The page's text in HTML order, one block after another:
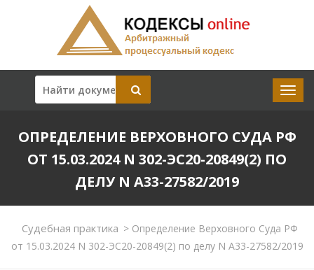
ОПРЕДЕЛЕНИЕ ВЕРХОВНОГО СУДА РФ
ОТ 15.03.2024 N 302-ЭС20-20849(2) ПО
ДЕЛУ N А33-27582/2019
Судебная практика >Определение Верховного Суда РФ
от 15.03.2024 N 302-ЭС20-20849(2) по делу N А33-27582/2019